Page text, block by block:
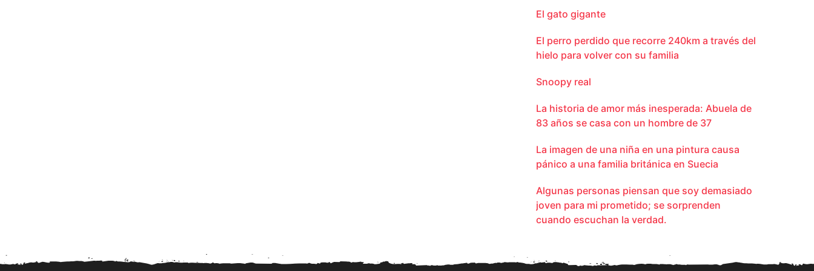
El gato gigante
El perro perdido que recorre 240km a través del
hielo para volver con su familia
Snoopy real
La historia de amor más inesperada: Abuela de
83 años se casa con un hombre de 37
La imagen de una niña en una pintura causa
pánico a una familia británica en Suecia
Algunas personas piensan que soy demasiado
joven para mi prometido; se sorprenden
cuando escuchan la verdad.